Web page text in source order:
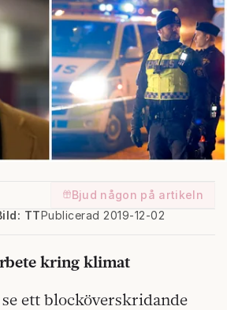
Bjud någon på artikeln
Publicerad 2019-12-02
TT
kring klimat
ett blocköverskridande